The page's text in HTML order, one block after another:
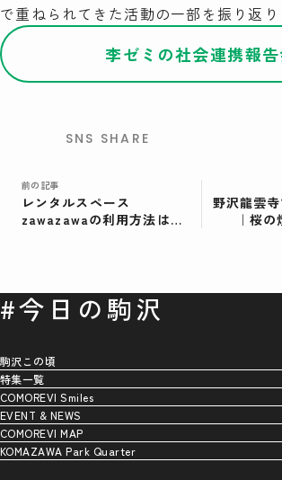
で重ねられてきた活動の一部を振り返り
李ゼミの社会連携報
SNS SHARE
前の記事
レンタルスペース
zawazawaの利用方法は？
野沢龍雲
｜桜
2
3 4 5 6
9
10 11 12 13
24 25 26 27
31 2 3
#今日の駒沢
駒沢この頃
特集一覧
COMOREVI Smiles
EVENT & NEWS
COMOREVI MAP
KOMAZAWA Park Quarter